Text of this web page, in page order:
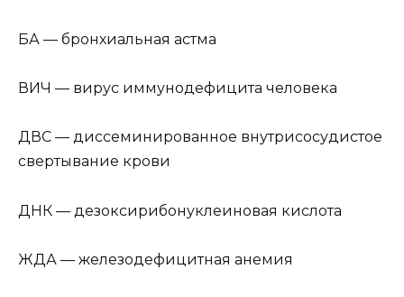
БА — бронхиальная астма
ВИЧ — вирус иммунодефицита человека
ДВС — диссеминированное внутрисосудистое
свертывание крови
ДНК — дезоксирибонуклеиновая кислота
ЖДА — железодефицитная анемия